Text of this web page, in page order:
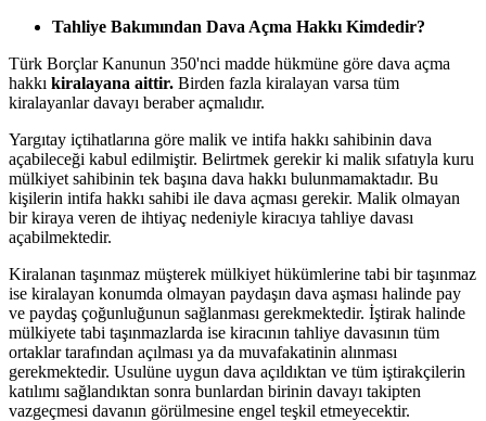
Tahliye Bakımından Dava Açma Hakkı Kimdedir?
Türk Borçlar Kanunun 350'nci madde hükmüne göre dava açma
hakkı kiralayana aittir. Birden fazla kiralayan varsa tüm
kiralayanlar davayı beraber açmalıdır.
Yargıtay içtihatlarına göre malik ve intifa hakkı sahibinin dava
açabileceği kabul edilmiştir. Belirtmek gerekir ki malik sıfatıyla kuru
mülkiyet sahibinin tek başına dava hakkı bulunmamaktadır. Bu
kişilerin intifa hakkı sahibi ile dava açması gerekir. Malik olmayan
bir kiraya veren de ihtiyaç nedeniyle kiracıya tahliye davası
açabilmektedir.
Kiralanan taşınmaz müşterek mülkiyet hükümlerine tabi bir taşınmaz
ise kiralayan konumda olmayan paydaşın dava aşması halinde pay
ve paydaş çoğunluğunun sağlanması gerekmektedir. İştirak halinde
mülkiyete tabi taşınmazlarda ise kiracının tahliye davasının tüm
ortaklar tarafından açılması ya da muvafakatinin alınması
gerekmektedir. Usulüne uygun dava açıldıktan ve tüm iştirakçilerin
katılımı sağlandıktan sonra bunlardan birinin davayı takipten
vazgeçmesi davanın görülmesine engel teşkil etmeyecektir.